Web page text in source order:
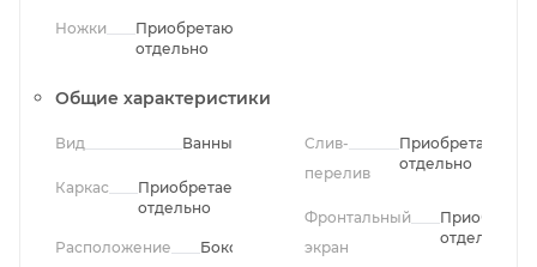
Ножки
Приобретаются
отдельно
Общие характеристики
Вид Ванны
Каркас
Приобретается
отдельно
Расположение
Боковое
Слив-
перелив
Приобретается
отдельно
Фронтальный
экран
отдельно